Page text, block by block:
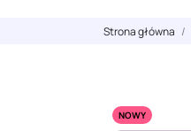
Strona główna
NOWY